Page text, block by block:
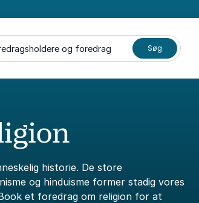
og foredrag Søg
historie. De store
og hinduisme former stadig vores
et foredrag om religion for at